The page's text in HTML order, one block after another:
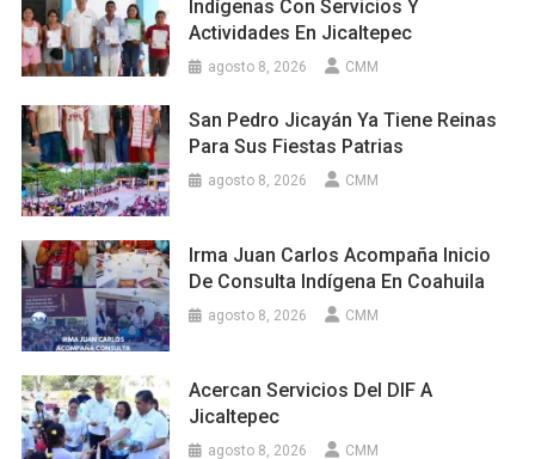
Indígenas Con Servicios Y
Actividades En Jicaltepec
agosto 8, 2026 CMM
San Pedro Jicayán Ya Tiene Reinas
Para Sus Fiestas Patrias
agosto 8, 2026 CMM
Irma Juan Carlos Acompaña Inicio
De Consulta Indígena En Coahuila
agosto 8, 2026 CMM
Acercan Servicios Del DIF A
Jicaltepec
agosto 8, 2026 CMM